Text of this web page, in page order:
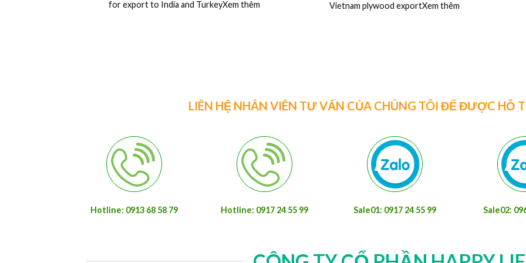
2440
Nhà Máy ván coppha phủ phim, coppha cột dầm
LIÊN HỆ NHÂN VIÊN TƯ VẤN CỦA CHÚNG TÔI ĐỂ ĐƯỢC HỖ
Hotline: 0913 68 58 79 Hotline: 0917 24 55 99 Sale01: 0917 24 55 99 Sale02: